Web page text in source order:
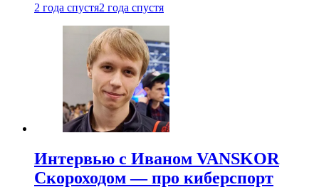
2 года спустя2 года спустя
Интервью с Иваном VANSKOR
Скороходом — про киберспорт